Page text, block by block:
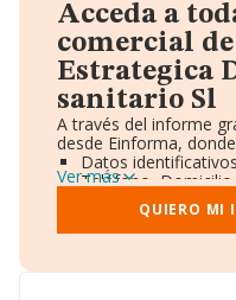
Acceda a
comercial
Estrategica
sanitario Sl
A través del informe
desde Einforma,
Datos
Teléfono, Domicilio.
Informe Mercantil
Gráficos de
Consejo de
Accionistas.
Ver más
QUIERO MI